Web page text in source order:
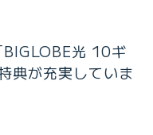
BIGLOBE光 10ギ
典が充実していま